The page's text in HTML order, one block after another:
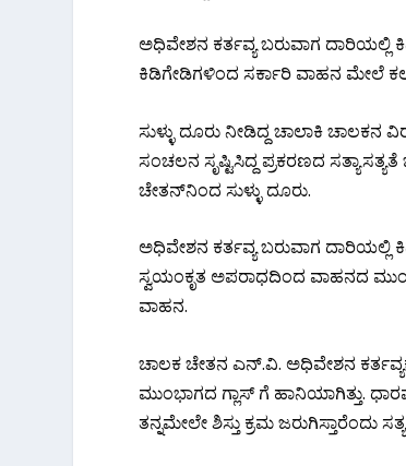
ಅಧಿವೇಶನ ಕರ್ತವ್ಯ ಬರುವಾಗ ದಾರಿಯಲ್ಲಿ
ಕಿಡಿಗೇಡಿಗಳಿಂದ ಸರ್ಕಾರಿ ವಾಹನ ಮೇಲೆ
ಸುಳ್ಳು ದೂರು ನೀಡಿದ್ದ ಚಾಲಾಕಿ
ಸಂಚಲನ ಸೃಷ್ಟಿಸಿದ್ದ ಪ್ರಕರಣದ
ಚೇತನ್‌ನಿಂದ ಸುಳ್ಳು ದೂರು.
ಅಧಿವೇಶನ ಕರ್ತವ್ಯ ಬರುವಾಗ ದಾರಿಯಲ್ಲಿ
ಸ್ವಯಂಕೃತ ಅಪರಾಧದಿಂದ ವಾಹನದ
ವಾಹನ.
ಚಾಲಕ ಚೇತನ ಎನ್.ವಿ. ಅಧಿವೇಶನ
ಮುಂಭಾಗದ ಗ್ಲಾಸ್ ಗೆ ಹಾನಿಯಾಗಿತ್ತು.
ತನ್ನಮೇಲೇ ಶಿಸ್ತು ಕ್ರಮ ಜರುಗಿಸ್ತಾರೆಂದು